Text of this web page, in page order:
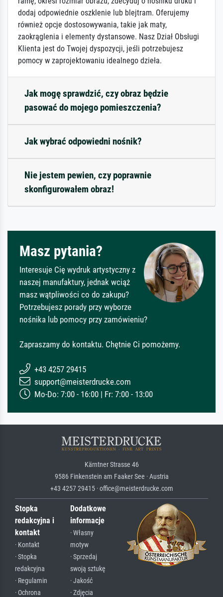
dodaj odpowiednie oszklenie lub blejtram. Oferujemy
również opcje dostosowywania, takie jak maty,
zaokrąglenia i elementy dystansowe. Nasz Dział Obsługi
Klienta jest do Twojej dyspozycji, jeśli potrzebujesz
pomocy w zaprojektowaniu idealnego dzieła.
Jak mogę sprawdzić, czy obraz będzie
pasować do mojego pomieszczenia?
Jak wybrać odpowiedni nośnik?
Nie jestem pewien, czy poprawnie
skonfigurowałem obraz!
Masz pytania?
Interesuje Cię wydruk artystyczny z
naszej manufaktury, jednak wciąż
masz wątpliwości co do zakupu?
Potrzebujesz porady przy wyborze
nośnika lub pomocy przy zamówieniu?
Zapraszamy do kontaktu. Chętnie Ci pomożemy.
+43 4257 29415
support@meisterdrucke.com
Mo-Do: 7:00 - 16:00 | Fr: 7:00 - 13:00
Kärntner Strasse 46
9586 Finkenstein am Faaker See · Austria
+43 4257 29415 · office@meisterdrucke.com
Stopka
redakcyjna i
kontakt
· Kontakt
· Stopka
redakcyjna
· Regulamin
· Ochrona
Dodatkowe
informacje
· Własny
motyw
· Sprzedaj
swoją sztukę
· Jakość
· Zdjęcia